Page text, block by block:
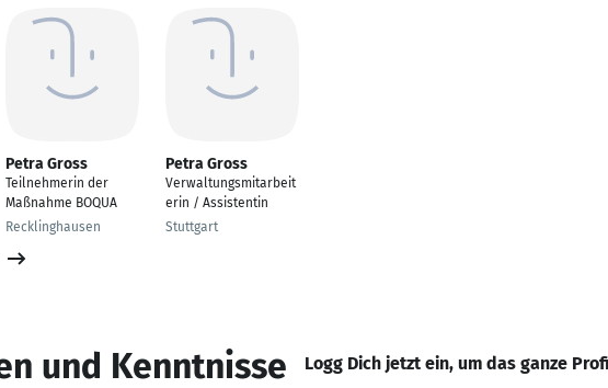
Petra Gross
Teilnehmerin der
Maßnahme BOQUA
Recklinghausen
Petra Gross
Verwaltungsmitarbeit
erin / Assistentin
Stuttgart
und Kenntnisse Logg Dich jetzt ein, um das ganze